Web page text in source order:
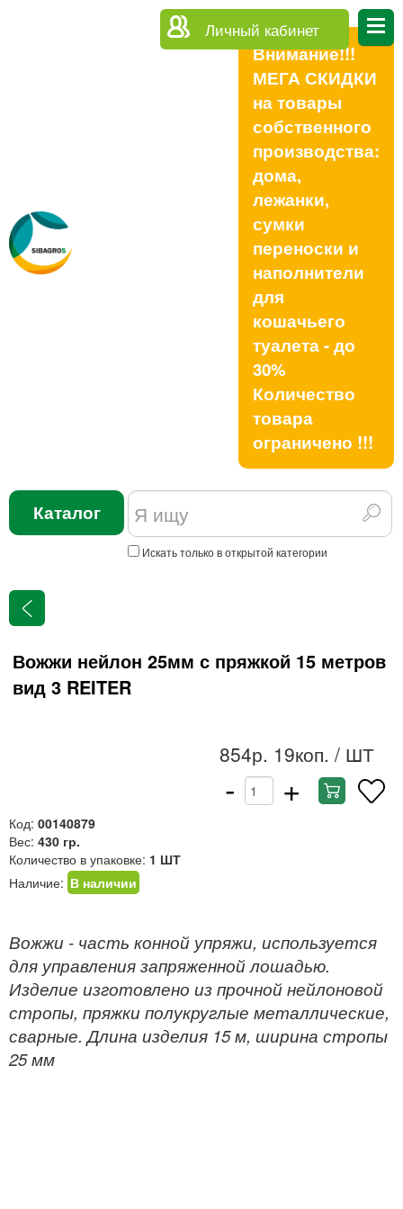
Личный кабинет
Внимание!!!
МЕГА СКИДКИ
на товары
собственного
производства:
дома,
лежанки,
сумки
переноски и
наполнители
для
кошачьего
туалета - до
30%
Количество
товара
ограничено !!!
Каталог
Искать только в открытой категории
Вожжи нейлон 25мм с пряжкой 15 метров
вид 3 REITER
854р. 19коп. / ШТ
- +
Код: 00140879
Вес: 430 гр.
Количество в упаковке: 1 ШТ
Наличие: В наличии
Вожжи - часть конной упряжи, используется
для управления запряженной лошадью.
Изделие изготовлено из прочной нейлоновой
стропы, пряжки полукруглые металлические,
сварные. Длина изделия 15 м, ширина стропы
25 мм